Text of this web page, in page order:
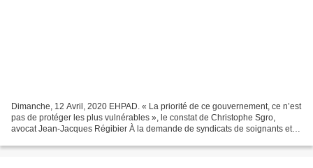
Dimanche, 12 Avril, 2020 EHPAD. « La priorité de ce gouvernement, ce n’est
pas de protéger les plus vulnérables », le constat de Christophe Sgro,
avocat Jean-Jacques Régibier À la demande de syndicats de soignants et